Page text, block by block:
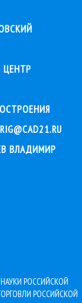
ВЛАДИМИР
РОССИЙСКОЙ
РОССИЙСКОЙ